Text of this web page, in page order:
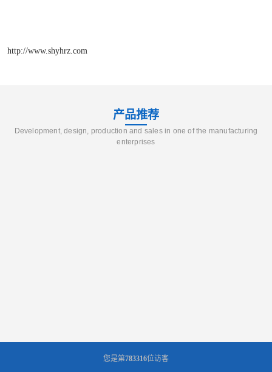
http://www.shyhrz.com
产品推荐
Development, design, production and sales in one of the manufacturing
enterprises
您是第783316位访客